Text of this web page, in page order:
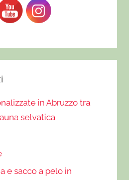
in Abruzzo tra
selvatica
e sacco a pelo in